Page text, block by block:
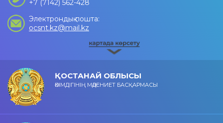
+7 (7142) 562-428
Электрондық пошта:
ocsnt.kz@mail.kz
ҚОСТАНАЙ ОБЛЫСЫ
ӘКІМДІГІНІҢ МӘДЕНИЕТ БАСҚАРМАСЫ